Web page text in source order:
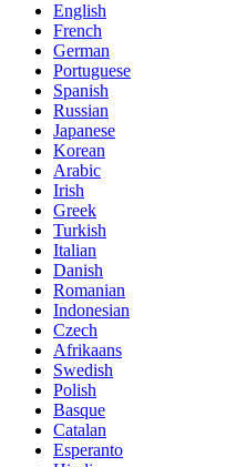
English
French
German
Portuguese
Spanish
Russian
Japanese
Korean
Arabic
Irish
Greek
Turkish
Italian
Danish
Romanian
Indonesian
Czech
Afrikaans
Swedish
Polish
Basque
Catalan
Esperanto